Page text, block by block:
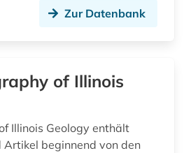
Zur Datenbank
of Illinois
Illinois Geology enthält
Artikel beginnend von den